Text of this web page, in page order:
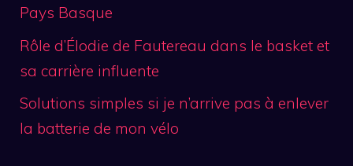
Pays Basque
Rôle d’Élodie de Fautereau dans le basket et
sa carrière influente
Solutions simples si je n’arrive pas à enlever
la batterie de mon vélo